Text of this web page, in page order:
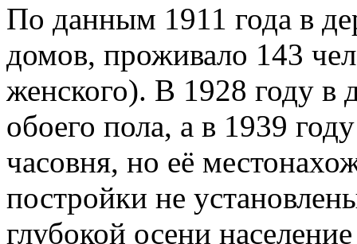
По данным 1911 года в
домов, проживало 143
женского). В 1928 году в
обоего пола, а в 1939
часовня, но её
постройки не
глубокой осени